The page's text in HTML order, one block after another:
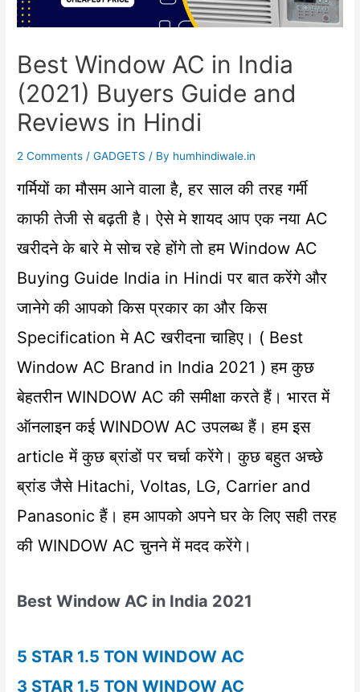
Best Window AC in India
(2021) Buyers Guide and
Reviews in Hindi
2 Comments /GADGETS / By humhindiwale.in
गर्मियों का मौसम आने वाला है, हर साल की तरह गर्मी
काफी तेजी से बढ़ती है। ऐसे मे शायद आप एक नया AC
खरीदने के बारे मे सोच रहे होंगे तो हम Window AC
Buying Guide India in Hindi पर बात करेंगे और
जानेगे की आपको किस प्रकार का और किस
Specification मे AC खरीदना चाहिए। ( Best
Window AC Brand in India 2021 ) हम कुछ
बेहतरीन WINDOW AC की समीक्षा करते हैं। भारत में
ऑनलाइन कई WINDOW AC उपलब्ध हैं। हम इस
article में कुछ ब्रांडों पर चर्चा करेंगे। कुछ बहुत अच्छे
ब्रांड जैसे Hitachi, Voltas, LG, Carrier and
Panasonic हैं। हम आपको अपने घर के लिए सही तरह
की WINDOW AC चुनने में मदद करेंगे।
Best Window AC in India 2021
5 STAR 1.5 TON WINDOW AC
3 STAR 1.5 TON WINDOW AC